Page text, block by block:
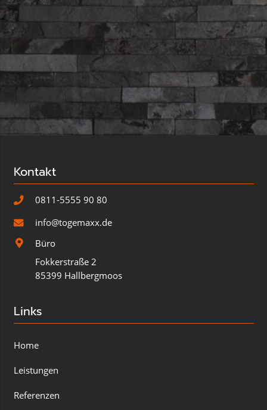
Kontakt
0811-5555 90 80
info@togemaxx.de
Büro
Fokkerstraße 2
85399 Hallbergmoos
Links
Home
Leistungen
Referenzen